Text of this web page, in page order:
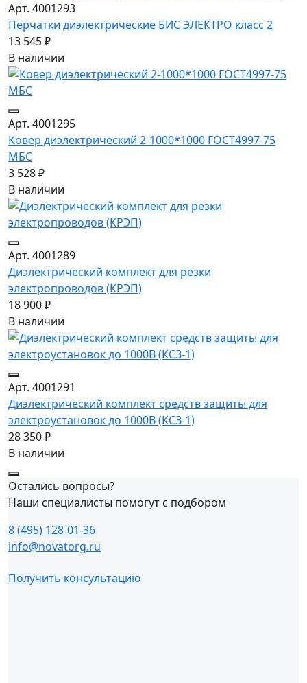
Арт. 4001293
Перчатки диэлектрические БИС ЭЛЕКТРО класс 2
13 545 ₽
В наличии
Арт. 4001295
Ковер диэлектрический 2-1000*1000 ГОСТ4997-75
МБС
3 528 ₽
В наличии
Арт. 4001289
Диэлектрический комплект для резки
электропроводов (КРЭП)
18 900 ₽
В наличии
Арт. 4001291
Диэлектрический комплект средств защиты для
электроустановок до 1000В (КСЗ-1)
28 350 ₽
В наличии
Остались вопросы?
Наши специалисты помогут с подбором
8 (495) 128-01-36
info@novatorg.ru
Получить консультацию